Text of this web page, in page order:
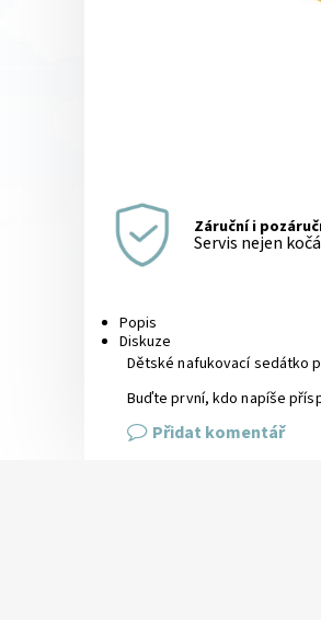
Záruční i
Servis nejen
Popis
Diskuze
Dětské nafukovací sedátko
Buďte první, kdo napíše
Přidat komentář